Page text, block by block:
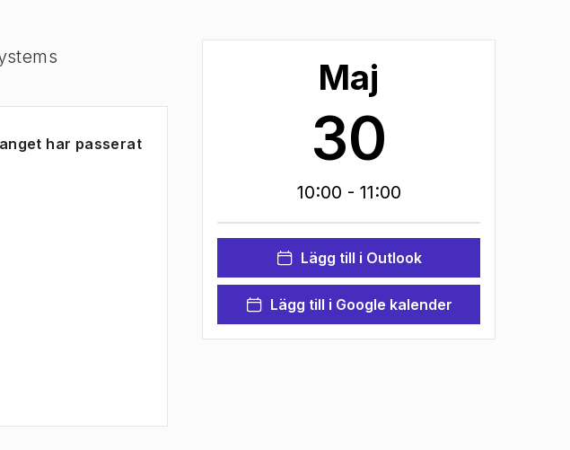
har passerat
Maj
30
10:00 - 11:00
Lägg till i Outlook
Lägg till i Google kalender